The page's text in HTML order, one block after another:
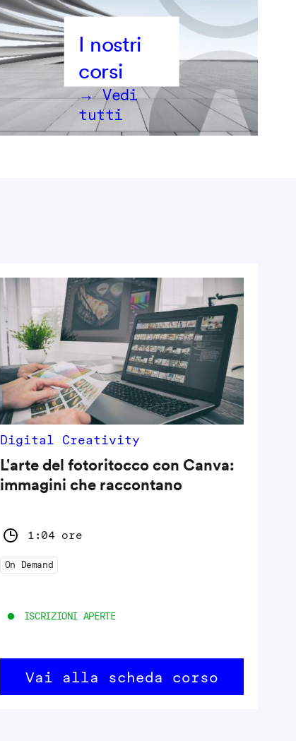
→ Vedi
tutti
Digital Creativity
L'arte del fotoritocco con Canva:
immagini che raccontano
1:04 ore
On Demand
ISCRIZIONI APERTE
Vai alla scheda corso